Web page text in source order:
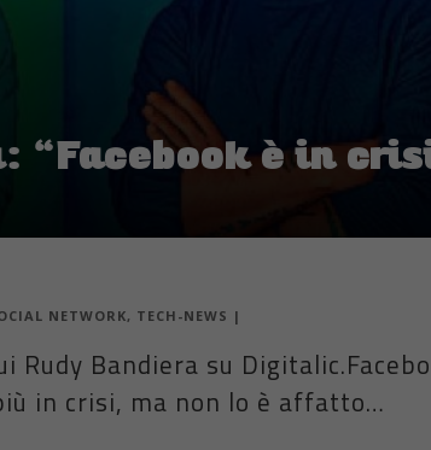
“Facebook è in
NETWORK, TECH-NEWS |
Rudy Bandiera su
in crisi, ma non lo è affatto…